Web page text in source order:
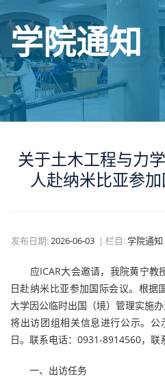
学院通知
关于土木工程与力
人赴纳米比亚参
发布日期:2026-06-03 | 栏目:学院通知
应ICAR大会邀请，我院黄宁教
日赴纳米比亚参加国际会议。根据
大学因公临时出国（境）管理实施
将出访团组相关信息进行公示。
日。联系电话：0931-8914560，联
一、出访任务